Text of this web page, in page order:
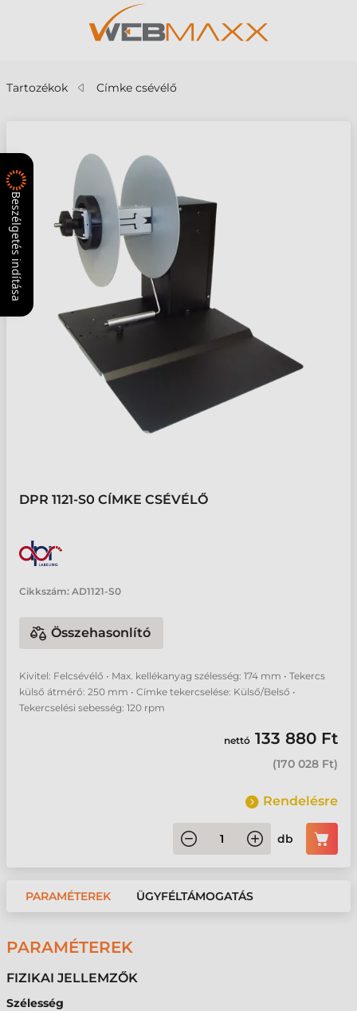
Tartozékok Címke csévélő
DPR 1121-S0 CÍMKE CSÉVÉLŐ
Cikkszám: AD1121-S0
Összehasonlító
Kivitel: Felcsévélő • Max. kellékanyag szélesség: 174 mm • Tekercs
külső átmérő: 250 mm • Címke tekercselése: Külső/Belső •
Tekercselési sebesség: 120 rpm
nettó 133 880 Ft
(170 028 Ft)
Rendelésre
db
PARAMÉTEREK ÜGYFÉLTÁMOGATÁS
PARAMÉTEREK
FIZIKAI JELLEMZŐK
Szélesség
Beszélgetés indítása